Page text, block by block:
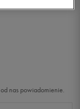
nas powiadomienie.